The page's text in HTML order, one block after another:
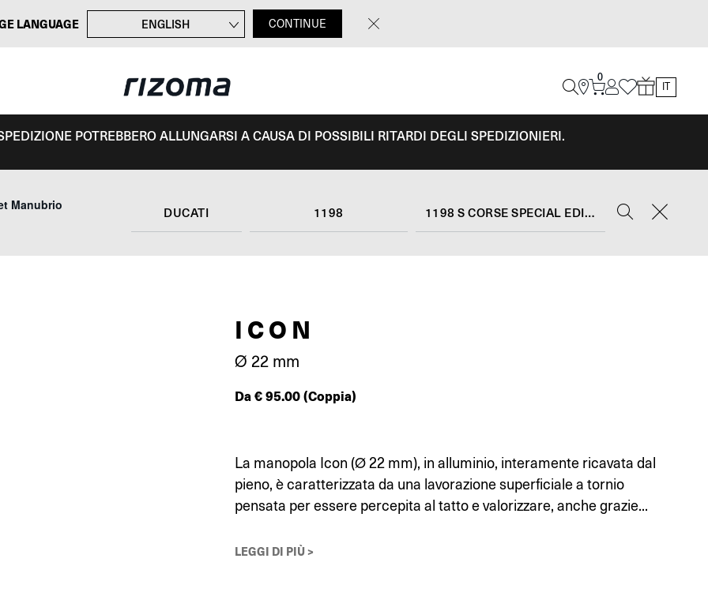
LANGUAGE
ENGLISH
DEUTSCH
CONTINUE
0
POTREBBERO ALLUNGARSI A CAUSA DI POSSIBILI RITARDI DEGLI SPEDIZIONIERI.
Manubrio DUCATI 1198 1198 S CORSE SPECIAL EDITION (2010 - 12)
ICON
Ø 22 mm
Da€95.00(Coppia)
La manopola Icon (Ø 22 mm), in alluminio, interamente ricavata dal
pieno, è caratterizzata da una lavorazione superficiale a tornio
pensata per essere percepita al tatto e valorizzare, anche grazie...
LEGGI DI PIÙ >